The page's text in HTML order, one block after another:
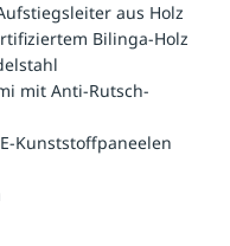
aus Holz
Bilinga-Holz
mit Anti-Rutsch-
Kunststoffpaneelen